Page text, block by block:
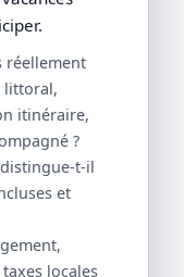
réellement
littoral,
itinéraire,
?
t-il
et
locales